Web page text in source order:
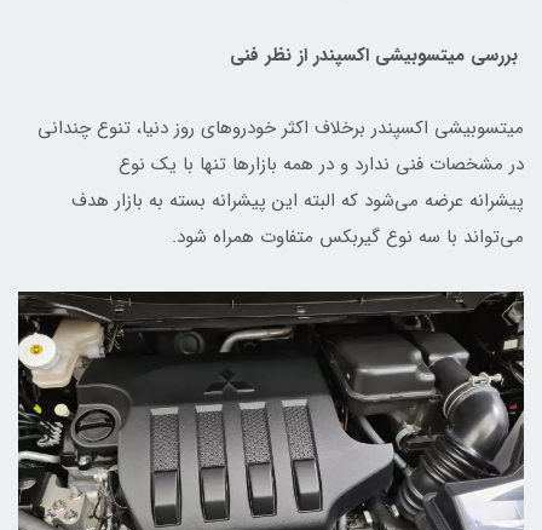
بررسی میتسوبیشی اکسپندر از نظر فنی
میتسوبیشی اکسپندر برخلاف اکثر خودروهای روز دنیا، تنوع چندانی
در مشخصات فنی ندارد و در همه بازارها تنها با یک نوع
پیشرانه عرضه می‌شود که البته این پیشرانه بسته به بازار هدف
می‌تواند با سه نوع گیربکس متفاوت همراه شود.